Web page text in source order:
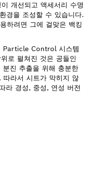
개선되고 액세서리 수명
경을 조성할 수 있습니다.
하려면 그에 걸맞은 백킹
Particle Control 시스템
로 펼쳐진 것은 공들인
분진 추출을 위해 충분한
따라서 시트가 막히지 않
라 경성, 중성, 연성 버전